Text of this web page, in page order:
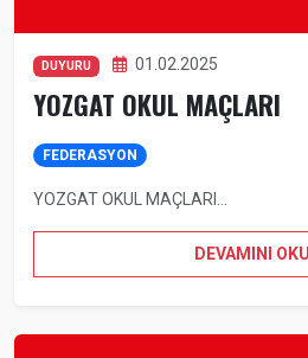
DUYURU 01.02.2025
YOZGAT OKUL MAÇLARI
FEDERASYON
YOZGAT OKUL MAÇLARI...
DEVAMINI OKU